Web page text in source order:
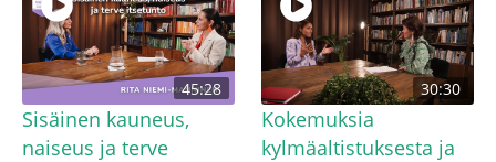
45:28
Sisäinen kauneus,
naiseus ja terve
30:30
Kokemuksia
kylmäaltistuksesta ja